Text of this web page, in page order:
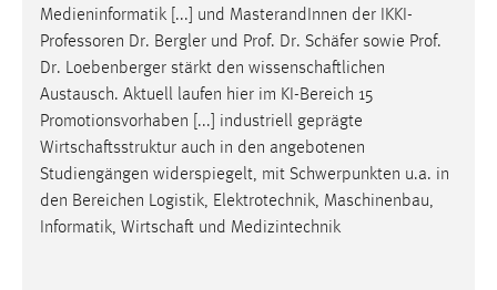
Medieninformatik [...] und MasterandInnen der IKKI-
Professoren Dr. Bergler und Prof. Dr. Schäfer sowie Prof.
Dr. Loebenberger stärkt den wissenschaftlichen
Austausch. Aktuell laufen hier im KI-Bereich 15
Promotionsvorhaben [...] industriell geprägte
Wirtschaftsstruktur auch in den angebotenen
Studiengängen widerspiegelt, mit Schwerpunkten u.a. in
den Bereichen Logistik, Elektrotechnik, Maschinenbau,
Informatik, Wirtschaft und Medizintechnik